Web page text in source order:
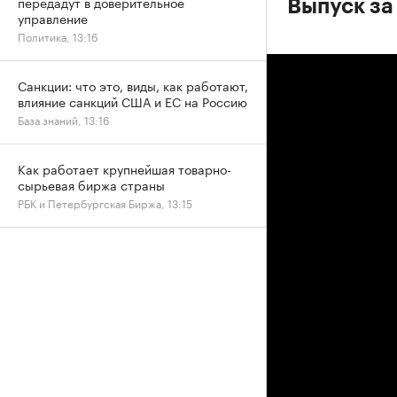
Выпуск
управление
Политика, 13:16
Санкции: что это, виды, как работают,
влияние санкций США и ЕС на Россию
База знаний, 13:16
Как работает крупнейшая товарно-
сырьевая биржа страны
РБК и Петербургская Биржа, 13:15